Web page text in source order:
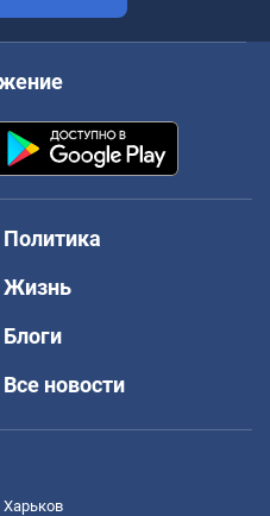
Политика
Жизнь
Блоги
Все новости
Харьков